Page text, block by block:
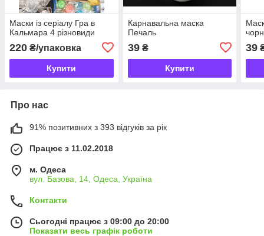
Маски із серіалу Гра в
Кальмара 4 різновиди
220 ₴/упаковка
Купити
Карнавальна маска
Печаль
39₴
Купити
39
Про нас
91% позитивних з 393 відгуків за рік
Працює з 11.02.2018
м. Одеса
вул. Базова, 14, Одеса, Україна
Контакти
Сьогодні працює з 09:00 до 20:00
Показати весь графік роботи